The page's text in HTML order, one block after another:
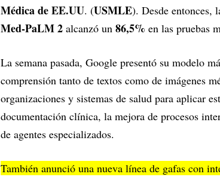
Médica de EE.UU. (USMLE). Desde entonces,
Med-PaLM 2 alcanzó un 86,5% en las pruebas
La semana pasada, Google presentó su modelo
comprensión tanto de textos como de imágenes
organizaciones y sistemas de salud para aplicar
documentación clínica, la mejora de procesos
de agentes especializados.
También anunció una nueva línea de gafas con